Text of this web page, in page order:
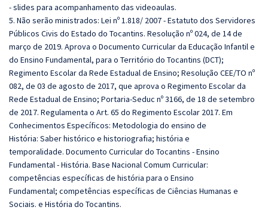
- slides para acompanhamento das videoaulas.
5. Não serão ministrados: Lei nº 1.818/ 2007 - Estatuto dos Servidores
Públicos Civis do Estado do Tocantins. Resolução nº 024, de 14 de
março de 2019. Aprova o Documento Curricular da Educação Infantil e
do Ensino Fundamental, para o Território do Tocantins (DCT);
Regimento Escolar da Rede Estadual de Ensino; Resolução CEE/TO nº
082, de 03 de agosto de 2017, que aprova o Regimento Escolar da
Rede Estadual de Ensino; Portaria-Seduc nº 3166, de 18 de setembro
de 2017. Regulamenta o Art. 65 do Regimento Escolar 2017. Em
Conhecimentos Específicos: Metodologia do ensino de
História: Saber histórico e historiografia; história e
temporalidade. Documento Curricular do Tocantins - Ensino
Fundamental - História. Base Nacional Comum Curricular:
competências específicas de história para o Ensino
Fundamental; competências específicas de Ciências Humanas e
Sociais. e História do Tocantins.